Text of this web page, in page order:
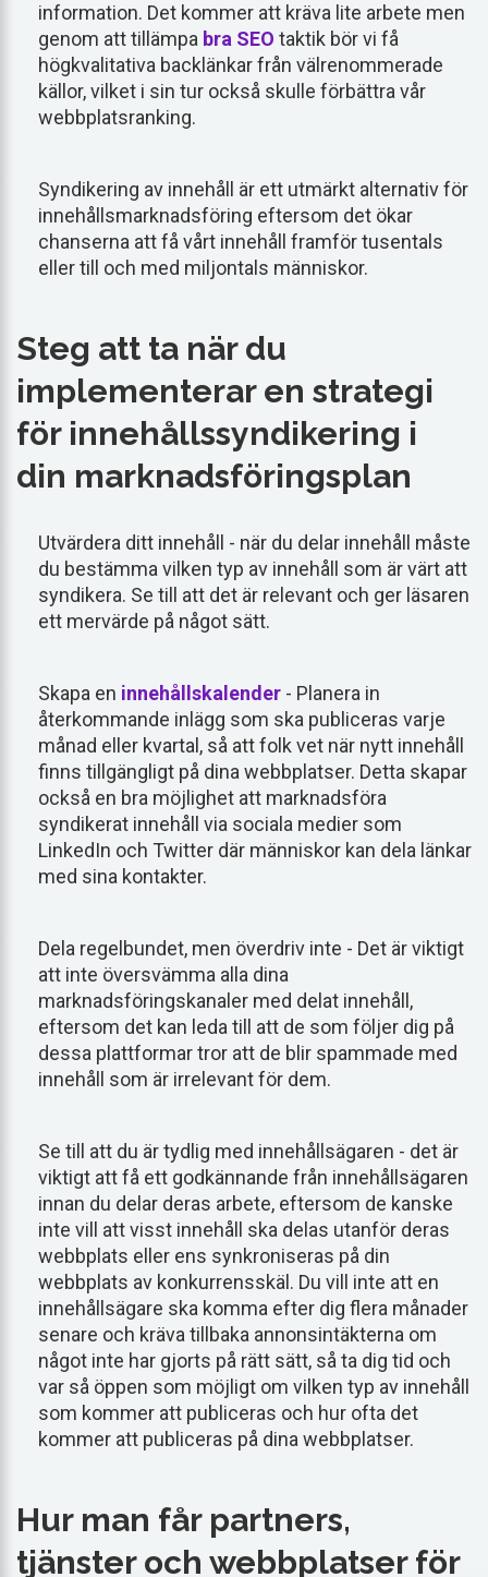
information. Det kommer att kräva lite arbete men
genom att tillämpa bra SEO taktik bör vi få
högkvalitativa backlänkar från välrenommerade
källor, vilket i sin tur också skulle förbättra vår
webbplatsranking.
Syndikering av innehåll är ett utmärkt alternativ för
innehållsmarknadsföring eftersom det ökar
chanserna att få vårt innehåll framför tusentals
eller till och med miljontals människor.
Steg att ta när du
implementerar en strategi
för innehållssyndikering i
din marknadsföringsplan
Utvärdera ditt innehåll - när du delar innehåll måste
du bestämma vilken typ av innehåll som är värt att
syndikera. Se till att det är relevant och ger läsaren
ett mervärde på något sätt.
Skapa en innehållskalender - Planera in
återkommande inlägg som ska publiceras varje
månad eller kvartal, så att folk vet när nytt innehåll
finns tillgängligt på dina webbplatser. Detta skapar
också en bra möjlighet att marknadsföra
syndikerat innehåll via sociala medier som
LinkedIn och Twitter där människor kan dela länkar
med sina kontakter.
Dela regelbundet, men överdriv inte - Det är viktigt
att inte översvämma alla dina
marknadsföringskanaler med delat innehåll,
eftersom det kan leda till att de som följer dig på
dessa plattformar tror att de blir spammade med
innehåll som är irrelevant för dem.
Se till att du är tydlig med innehållsägaren - det är
viktigt att få ett godkännande från innehållsägaren
innan du delar deras arbete, eftersom de kanske
inte vill att visst innehåll ska delas utanför deras
webbplats eller ens synkroniseras på din
webbplats av konkurrensskäl. Du vill inte att en
innehållsägare ska komma efter dig flera månader
senare och kräva tillbaka annonsintäkterna om
något inte har gjorts på rätt sätt, så ta dig tid och
var så öppen som möjligt om vilken typ av innehåll
som kommer att publiceras och hur ofta det
kommer att publiceras på dina webbplatser.
Hur man får partners,
tjänster och webbplatser för